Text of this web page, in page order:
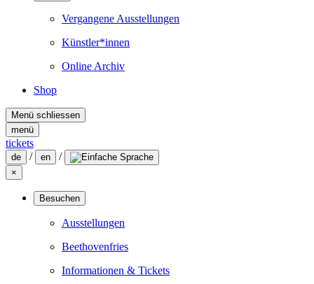
Vergangene Ausstellungen
Künstler*innen
Online Archiv
Shop
Menü schliessen
menü
tickets
de / en /
×
Besuchen
Ausstellungen
Beethovenfries
Informationen & Tickets